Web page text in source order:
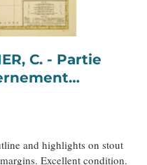
- Partie
and highlights on stout
Excellent condition.